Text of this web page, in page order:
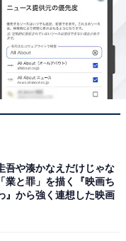
吾や湊かなえだけじゃな
業と罪」を描く『映画ち
』から強く連想した映画